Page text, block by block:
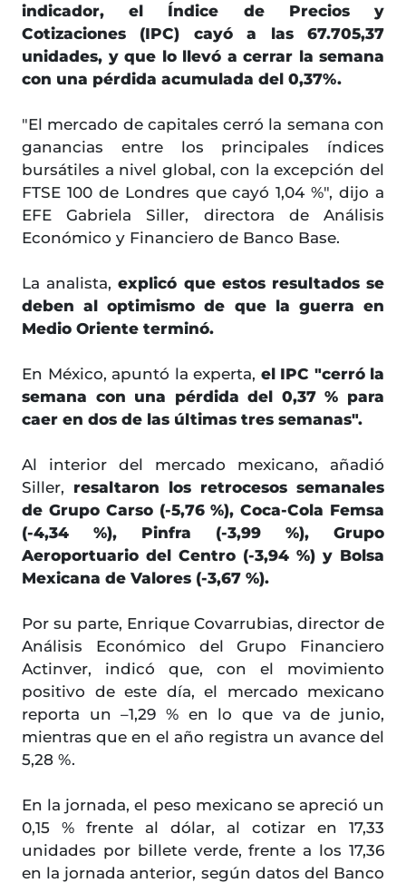
indicador, el Índice de Precios y
Cotizaciones (IPC) cayó a las 67.705,37
unidades, y que lo llevó a cerrar la semana
con una pérdida acumulada del 0,37%.
"El mercado de capitales cerró la semana con
ganancias entre los principales índices
bursátiles a nivel global, con la excepción del
FTSE 100 de Londres que cayó 1,04 %", dijo a
EFE Gabriela Siller, directora de Análisis
Económico y Financiero de Banco Base.
La analista,explicó que estos resultados se
deben al optimismo de que la guerra en
Medio Oriente terminó.
En México, apuntó la experta, el IPC "cerró la
semana con una pérdida del 0,37 % para
caer en dos de las últimas tres semanas".
Al interior del mercado mexicano, añadió
Siller, resaltaron los retrocesos semanales
de Grupo Carso (-5,76 %), Coca-Cola Femsa
(-4,34 %), Pinfra (-3,99 %), Grupo
Aeroportuario del Centro (-3,94 %) y Bolsa
Mexicana de Valores (-3,67 %).
Por su parte, Enrique Covarrubias, director de
Análisis Económico del Grupo Financiero
Actinver, indicó que, con el movimiento
positivo de este día, el mercado mexicano
reporta un –1,29 % en lo que va de junio,
mientras que en el año registra un avance del
5,28 %.
En la jornada, el peso mexicano se apreció un
0,15 % frente al dólar, al cotizar en 17,33
unidades por billete verde, frente a los 17,36
en la jornada anterior, según datos del Banco